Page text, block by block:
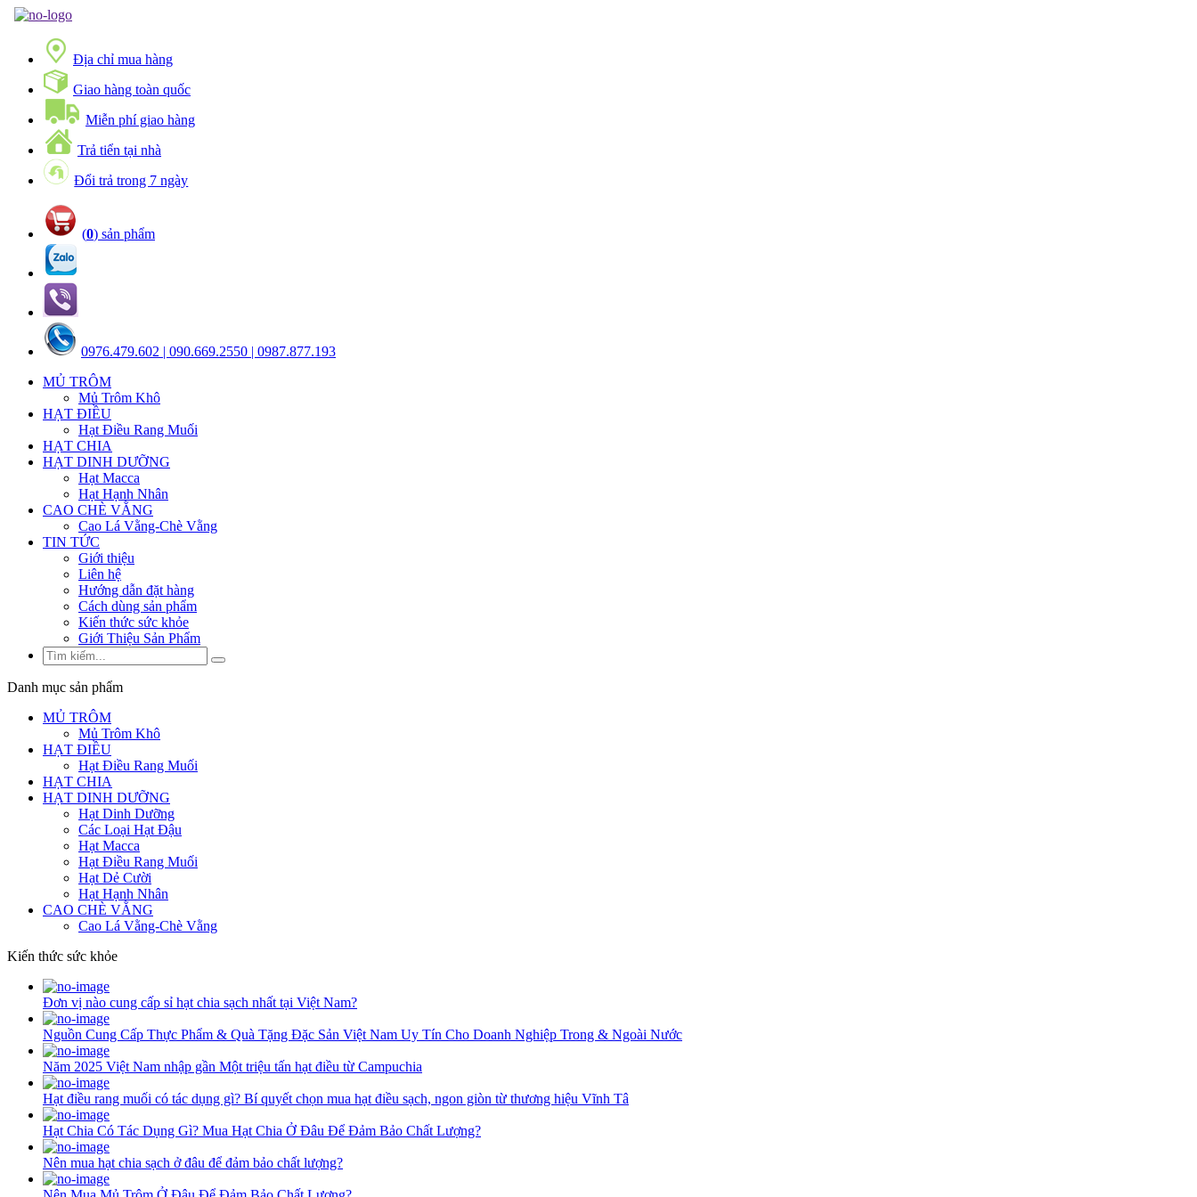
Địa chỉ mua hàng
Giao hàng toàn quốc
Miễn phí giao hàng
Trả tiển tại nhà
Đổi trả trong 7 ngày
(0) sản phẩm
0976.479.602 | 090.669.2550 | 0987.877.193
MỦ TRÔM
Mủ Trôm Khô
HẠT ĐIỀU
Hạt Điều Rang Muối
HẠT CHIA
HẠT DINH DƯỠNG
Hạt Macca
Hạt Hạnh Nhân
CAO CHÈ VẰNG
Cao Lá Vằng-Chè Vằng
TIN TỨC
Giới thiệu
Liên hệ
Hướng dẫn đặt hàng
Cách dùng sản phẩm
Kiến thức sức khỏe
Giới Thiệu Sản Phẩm
Danh mục sản phẩm
MỦ TRÔM
Mủ Trôm Khô
HẠT ĐIỀU
Hạt Điều Rang Muối
HẠT CHIA
HẠT DINH DƯỠNG
Hạt Dinh Dưỡng
Các Loại Hạt Đậu
Hạt Macca
Hạt Điều Rang Muối
Hạt Dẻ Cười
Hạt Hạnh Nhân
CAO CHÈ VẰNG
Cao Lá Vằng-Chè Vằng
Kiến thức sức khỏe
Đơn vị nào cung cấp sỉ hạt chia sạch nhất tại Việt Nam?
Nguồn Cung Cấp Thực Phẩm & Quà Tặng Đặc Sản Việt Nam Uy Tín Cho Doanh Nghiệp Trong & Ngoài Nước
Năm 2025 Việt Nam nhập gần Một triệu tấn hạt điều từ Campuchia
Hạt điều rang muối có tác dụng gì? Bí quyết chọn mua hạt điều sạch, ngon giòn từ thương hiệu Vĩnh Tâ
Hạt Chia Có Tác Dụng Gì? Mua Hạt Chia Ở Đâu Để Đảm Bảo Chất Lượng?
Nên mua hạt chia sạch ở đâu để đảm bảo chất lượng?